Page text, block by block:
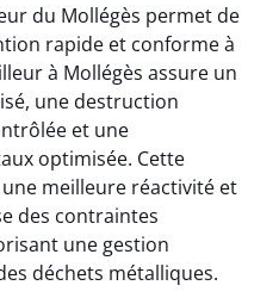
du Mollégès permet de
rapide et conforme à
à Mollégès assure un
une destruction
et une
optimisée. Cette
meilleure réactivité et
des contraintes
une gestion
déchets métalliques.